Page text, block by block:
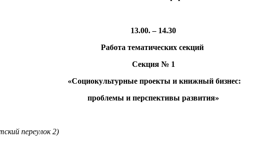
13.00. – 14.30
Работа тематических секций
Секция № 1
«Социокультурные проекты и книжный бизнес:
проблемы и перспективы развития»
переулок 2)